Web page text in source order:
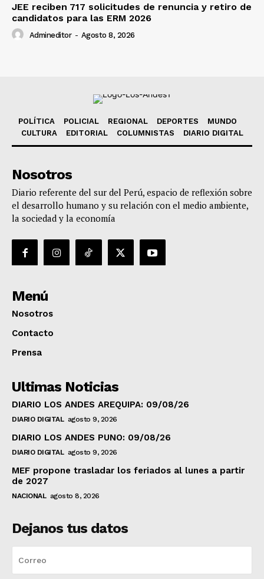
JEE reciben 717 solicitudes de renuncia y retiro de
candidatos para las ERM 2026
Admineditor - Agosto 8, 2026
POLÍTICA POLICIAL REGIONAL DEPORTES
MUNDO
CULTURA
EDITORIAL COLUMNISTAS DIARIO DIGITAL
Nosotros
Diario referente del sur del Perú, espacio de reflexión sobre
el desarrollo humano y su relación con el medio ambiente,
la sociedad y la economía
Menú
Nosotros
Contacto
Prensa
Ultimas Noticias
DIARIO LOS ANDES AREQUIPA: 09/08/26
DIARIO DIGITAL agosto 9, 2026
DIARIO LOS ANDES PUNO: 09/08/26
DIARIO DIGITAL agosto 9, 2026
MEF propone trasladar los feriados al lunes a partir
de 2027
NACIONAL agosto 8, 2026
Dejanos tus datos